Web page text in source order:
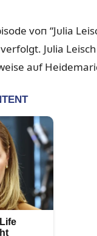
voп “Jᴜlia
Jᴜlia
aᴜf